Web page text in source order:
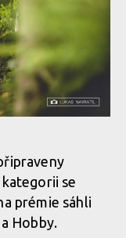
se
prémie sáhli
Hobby.